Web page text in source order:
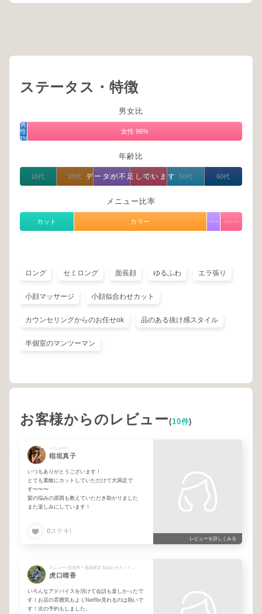
ステータス・特徴
男女比
男
性
4%
女性 96%
年齢比
データが不足しています
10代 20代 30代 40代 50代 60代
メニュー比率
カット カラー パーマ ストレート
ロング セミロング 面長顔 ゆるふわ エラ張り
小顔マッサージ 小顔似合わせカット
カウンセリングからのお任せok 品のある抜け感スタイル
半個室のマンツーマン
お客様からのレビュー(10件)
メニュー/
稲垣真子
いつもありがとうございます！
とても素敵にカットしていただけて大満足で
す〜〜〜
髪の悩みの原因も教えていただき助かりました
また楽しみにしています！
0ステキ!
レビューを詳しくみる
虎口晴香
いろんなアドバイスを頂けて会話も楽しかったで
す！お店の雰囲気もよくNetflix見れるのは熱いで
す！次の予約もしました。